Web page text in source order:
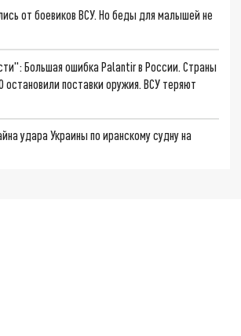
от боевиков ВСУ. Но беды для малышей не
Большая ошибка Palantir в России. Страны
остановили поставки оружия. ВСУ теряют
удара Украины по иранскому судну на